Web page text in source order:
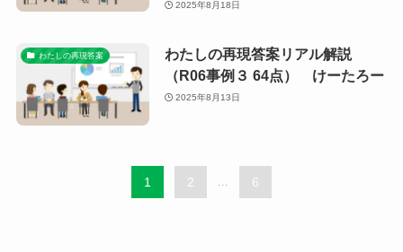
2025年8月18日
わたしの再現答案
わたしの再現答案リアル解説
（R06事例３ 64点） けーたろー
2025年8月13日
1 2 6